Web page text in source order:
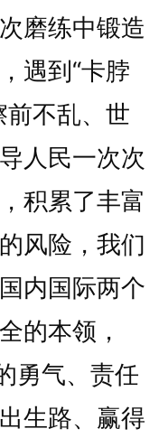
磨练中锻造
遇到“卡脖
前不乱、世
人民一次次
积累了丰富
风险，我们
内国际两个
的本领，
勇气、责任
生路、赢得